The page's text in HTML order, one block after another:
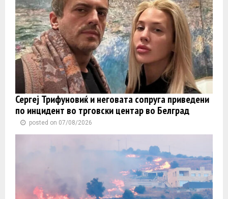
Сергеј Трифуновиќ и неговата сопруга приведени
по инцидент во трговски центар во Белград
posted on 07/08/2026